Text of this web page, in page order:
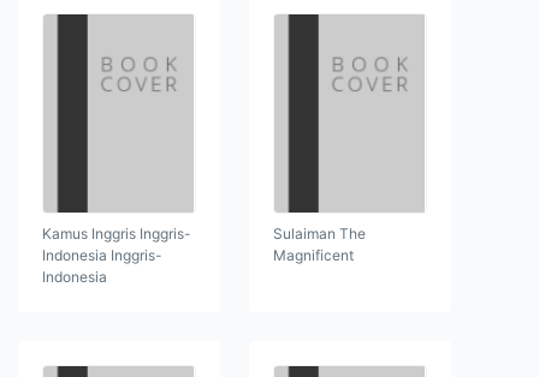
Kamus Inggris Inggris-
Indonesia Inggris-
Indonesia
Sulaiman The
Magnificent